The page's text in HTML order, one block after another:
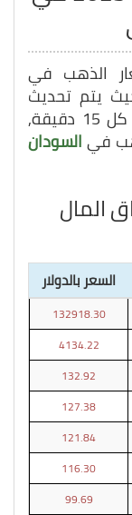
الذهب في
يتم تحديث
كل 15 دقيقة,
فيالسودان
المال
السعر بالدولار
132918.30
4134.22
132.92
127.38
121.84
116.30
99.69